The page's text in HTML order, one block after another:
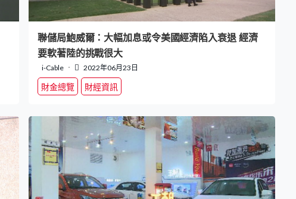
聯儲局鮑威爾：大幅加息或令美國經濟陷入衰退 經濟
要軟著陸的挑戰很大
i-Cable 2022年06月23日
財金總覽 財經資訊